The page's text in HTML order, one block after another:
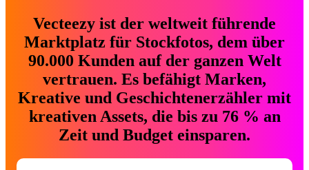
Vecteezy ist der weltweit führende
Marktplatz für Stockfotos, dem über
90.000 Kunden auf der ganzen Welt
vertrauen. Es befähigt Marken,
Kreative und Geschichtenerzähler mit
kreativen Assets, die bis zu 76 % an
Zeit und Budget einsparen.